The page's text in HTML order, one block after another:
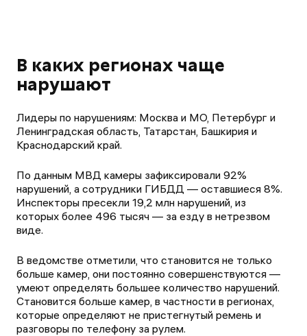
В каких регионах чаще
нарушают
Лидеры по нарушениям: Москва и МО, Петербург и
Ленинградская область, Татарстан, Башкирия и
Краснодарский край.
По данным МВД камеры зафиксировали 92%
нарушений, а сотрудники ГИБДД — оставшиеся 8%.
Инспекторы пресекли 19,2 млн нарушений, из
которых более 496 тысяч — за езду в нетрезвом
виде.
В ведомстве отметили, что становится не только
больше камер, они постоянно совершенствуются —
умеют определять большее количество нарушений.
Становится больше камер, в частности в регионах,
которые определяют не пристегнутый ремень и
разговоры по телефону за рулем.